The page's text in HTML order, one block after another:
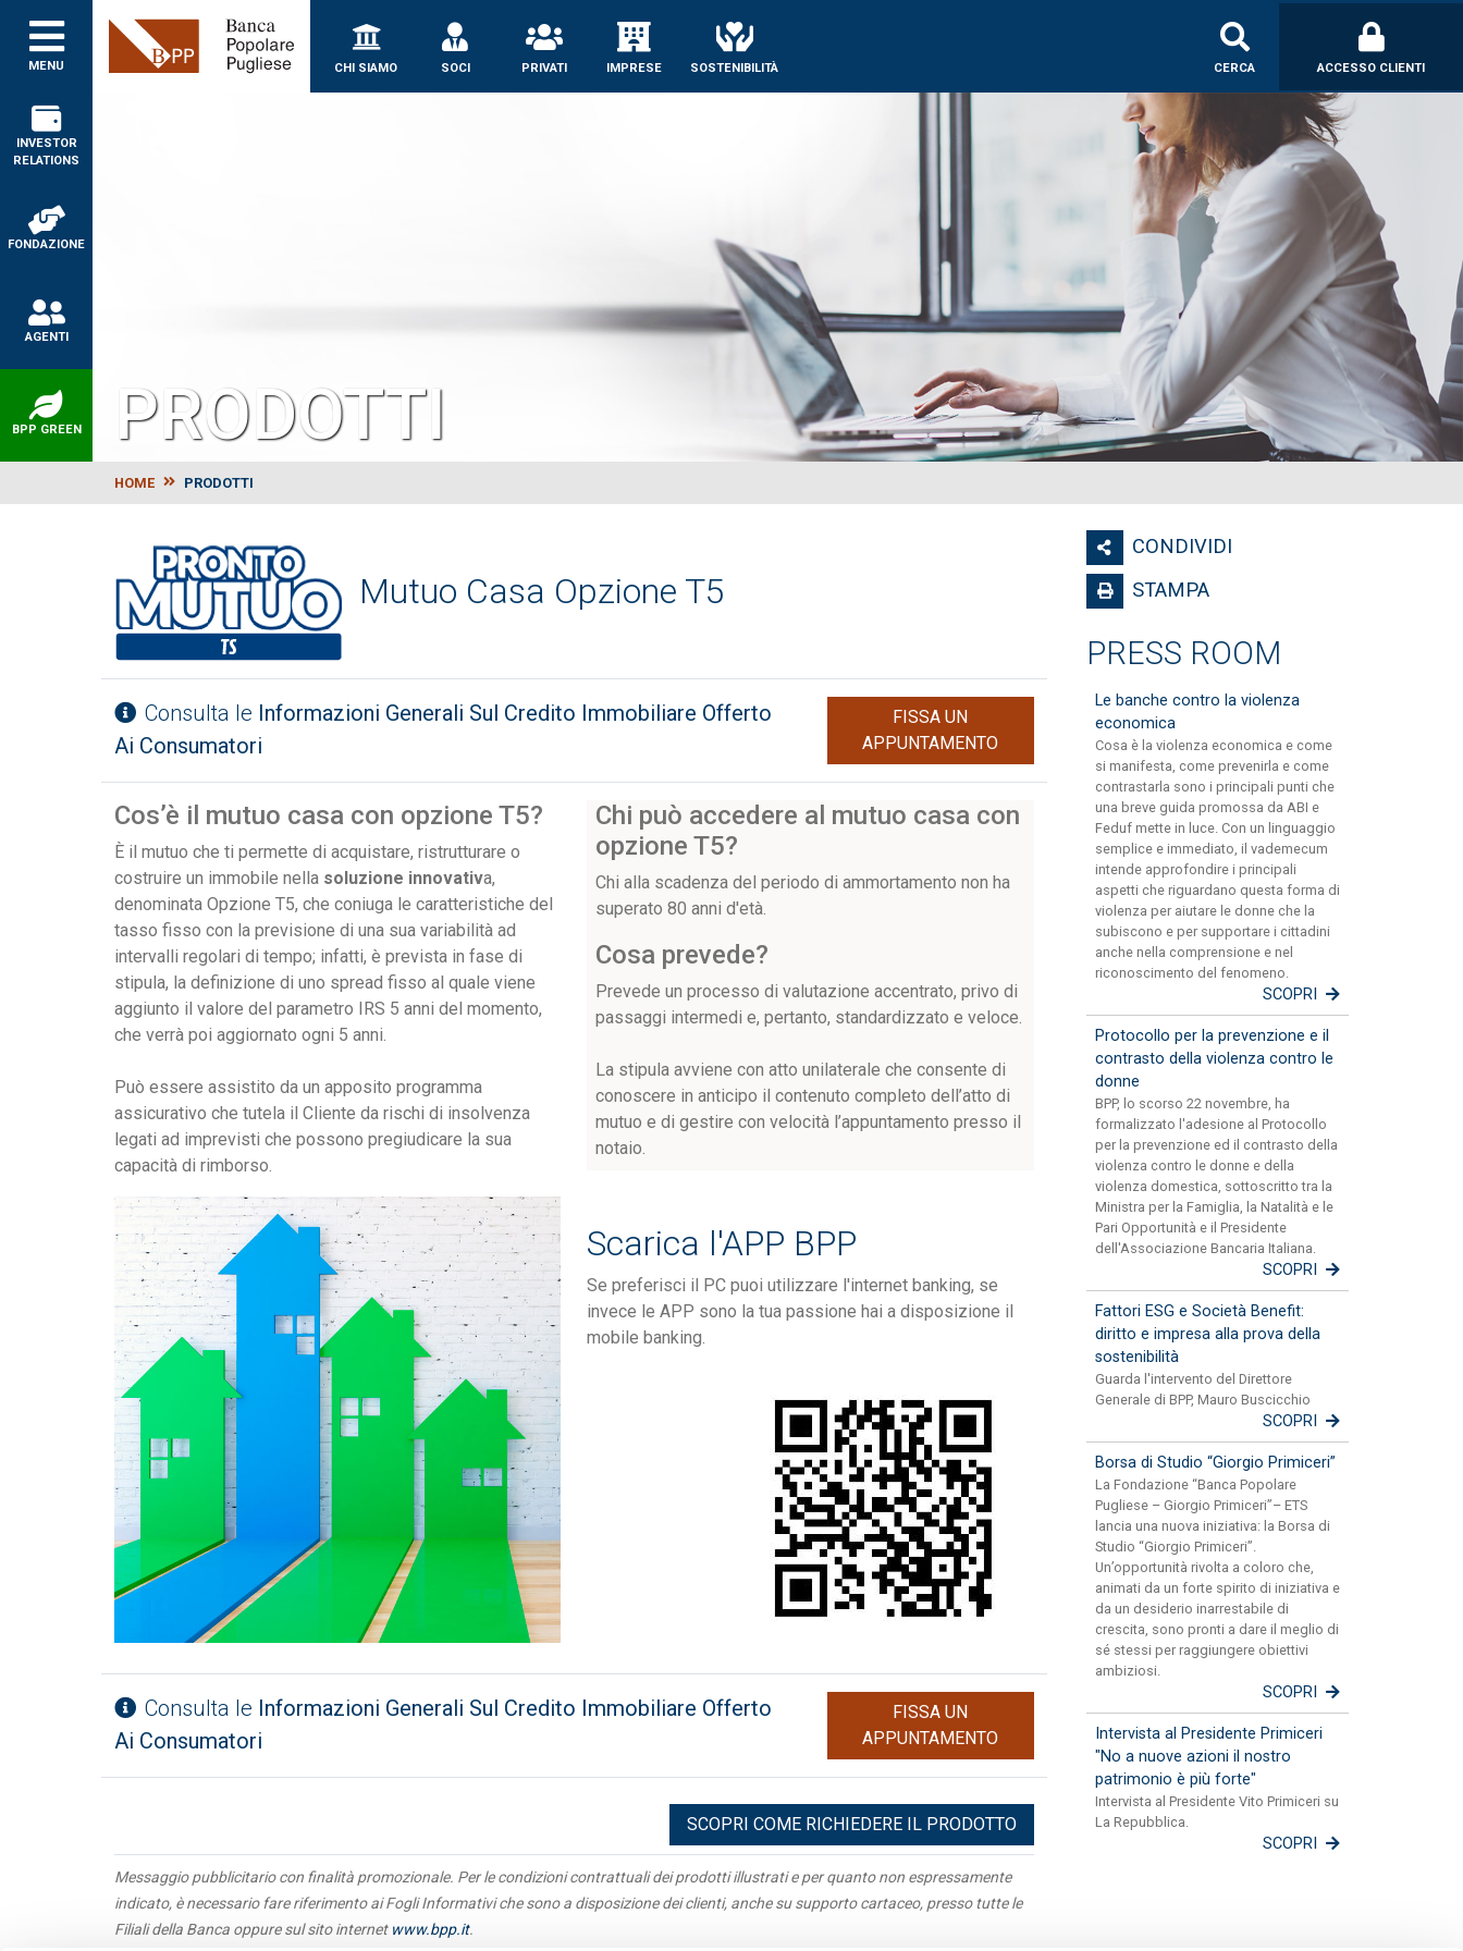
MENU
Banca Popolare Pugliese
CHI SIAMO SOCI PRIVATI IMPRESE SOSTENIBILITÀ
INVESTOR
RELATIONS
FONDAZIONE
AGENTI
BPP GREEN
CERCA ACCESSO CLIENTI
PRODOTTI
HOME PRODOTTI
Mutuo Casa Opzione T5
Consulta le Informazioni Generali Sul Credito Immobiliare Offerto
Ai Consumatori
FISSA UN
APPUNTAMENTO
Cos’è il mutuo casa con opzione T5?
È il mutuo che ti permette di acquistare, ristrutturare o
costruire un immobile nella soluzione innovativa,
denominata Opzione T5, che coniuga le caratteristiche del
tasso fisso con la previsione di una sua variabilità ad
intervalli regolari di tempo; infatti, è prevista in fase di
stipula, la definizione di uno spread fisso al quale viene
aggiunto il valore del parametro IRS 5 anni del momento,
che verrà poi aggiornato ogni 5 anni.
Può essere assistito da un apposito programma
assicurativo che tutela il Cliente da rischi di insolvenza
legati ad imprevisti che possono pregiudicare la sua
capacità di rimborso.
Chi può accedere al mutuo casa con
opzione T5?
Chi alla scadenza del periodo di ammortamento non ha
superato 80 anni d'età.
Cosa prevede?
Prevede un processo di valutazione accentrato, privo di
passaggi intermedi e, pertanto, standardizzato e veloce.
La stipula avviene con atto unilaterale che consente di
conoscere in anticipo il contenuto completo dell’atto di
mutuo e di gestire con velocità l’appuntamento presso il
notaio.
Scarica l'APP BPP
Se preferisci il PC puoi utilizzare l'internet banking, se
invece le APP sono la tua passione hai a disposizione il
mobile banking.
Consulta le Informazioni Generali Sul Credito Immobiliare Offerto
Ai Consumatori
FISSA UN
APPUNTAMENTO
SCOPRI COME RICHIEDERE IL PRODOTTO
Messaggio pubblicitario con finalità promozionale. Per le condizioni contrattuali dei prodotti illustrati e per quanto non espressamente
indicato, è necessario fare riferimento ai Fogli Informativi che sono a disposizione dei clienti, anche su supporto cartaceo, presso tutte le
Filiali della Banca oppure sul sito internet www.bpp.it.
CONDIVIDI
STAMPA
PRESS ROOM
Le banche contro la violenza
economica
Cosa è la violenza economica e come
si manifesta, come prevenirla e come
contrastarla sono i principali punti che
una breve guida promossa da ABI e
Feduf mette in luce. Con un linguaggio
semplice e immediato, il vademecum
intende approfondire i principali
aspetti che riguardano questa forma di
violenza per aiutare le donne che la
subiscono e per supportare i cittadini
anche nella comprensione e nel
riconoscimento del fenomeno.
SCOPRI
Protocollo per la prevenzione e il
contrasto della violenza contro le
donne
BPP, lo scorso 22 novembre, ha
formalizzato l'adesione al Protocollo
per la prevenzione ed il contrasto della
violenza contro le donne e della
violenza domestica, sottoscritto tra la
Ministra per la Famiglia, la Natalità e le
Pari Opportunità e il Presidente
dell'Associazione Bancaria Italiana.
SCOPRI
Fattori ESG e Società Benefit:
diritto e impresa alla prova della
sostenibilità
Guarda l'intervento del Direttore
Generale di BPP, Mauro Buscicchio
SCOPRI
Borsa di Studio “Giorgio Primiceri”
La Fondazione “Banca Popolare
Pugliese – Giorgio Primiceri”– ETS
lancia una nuova iniziativa: la Borsa di
Studio “Giorgio Primiceri”.
Un’opportunità rivolta a coloro che,
animati da un forte spirito di iniziativa e
da un desiderio inarrestabile di
crescita, sono pronti a dare il meglio di
sé stessi per raggiungere obiettivi
ambiziosi.
SCOPRI
Intervista al Presidente Primiceri
"No a nuove azioni il nostro
patrimonio è più forte"
Intervista al Presidente Vito Primiceri su
La Repubblica.
SCOPRI